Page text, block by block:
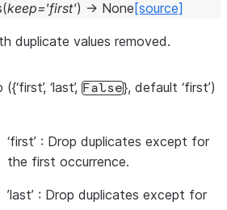
(keep='first') → None [source]
duplicate values removed.
({‘first’, ‘last’, False}, default ‘first’)
‘first’ : Drop duplicates except for
the first occurrence.
’last’ : Drop duplicates except for